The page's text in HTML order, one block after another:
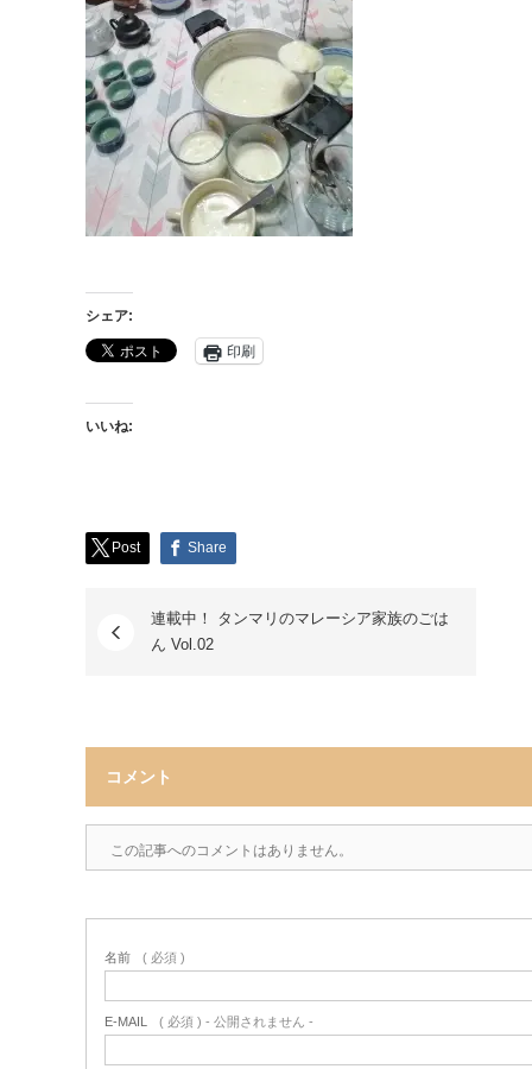
シェア:
印刷
いいね:
Post Share
連載中！ タンマリのマレーシア家族のごは
ん Vol.02
コメント
この記事へのコメントはありません。
名前 ( 必須 )
E-MAIL ( 必須 ) - 公開されません -